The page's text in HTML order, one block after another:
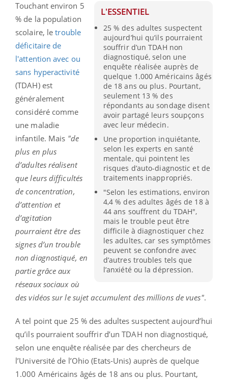
L'ESSENTIEL
25 % des adultes suspectent
aujourd’hui qu’ils pourraient
souffrir d’un TDAH non
diagnostiqué, selon une
enquête réalisée auprès de
quelque 1.000 Américains âgés
de 18 ans ou plus. Pourtant,
seulement 13 % des
répondants au sondage disent
avoir partagé leurs soupçons
avec leur médecin.
Une proportion inquiétante,
selon les experts en santé
mentale, qui pointent les
risques d’auto-diagnostic et de
traitements inappropriés.
"Selon les estimations, environ
4,4 % des adultes âgés de 18 à
44 ans souffrent du TDAH",
mais le trouble peut être
difficile à diagnostiquer chez
les adultes, car ses symptômes
peuvent se confondre avec
d’autres troubles tels que
l’anxiété ou la dépression.
Touchant environ 5
% de la population
scolaire, letrouble
déficitaire de
l'attention avec ou
sans hyperactivité
(TDAH) est
généralement
considéré comme
une maladie
infantile. Mais "de
plus en plus
d’adultes réalisent
que leurs difficultés
de concentration,
d’attention et
d’agitation
pourraient être des
signes d’un trouble
non diagnostiqué, en
partie grâce aux
réseaux sociaux où
des vidéos sur le sujet accumulent des millions de vues".
A tel point que 25 % des adultes suspectent aujourd’hui
qu’ils pourraient souffrir d’un TDAH non diagnostiqué,
selon une enquête réalisée par des chercheurs de
l’Université de l’Ohio (Etats-Unis) auprès de quelque
1.000 Américains âgés de 18 ans ou plus. Pourtant,